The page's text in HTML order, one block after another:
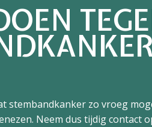
stembandkanker zo vroeg
Neem dus tijdig contact